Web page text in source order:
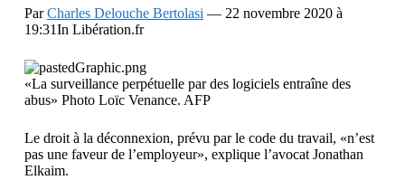
ParCharles Delouche Bertolasi — 22 novembre 2020 à
19:31In Libération.fr
«La surveillance perpétuelle par des logiciels entraîne des
abus» Photo Loïc Venance. AFP
Le droit à la déconnexion, prévu par le code du travail, «n’est
pas une faveur de l’employeur», explique l’avocat Jonathan
Elkaim.